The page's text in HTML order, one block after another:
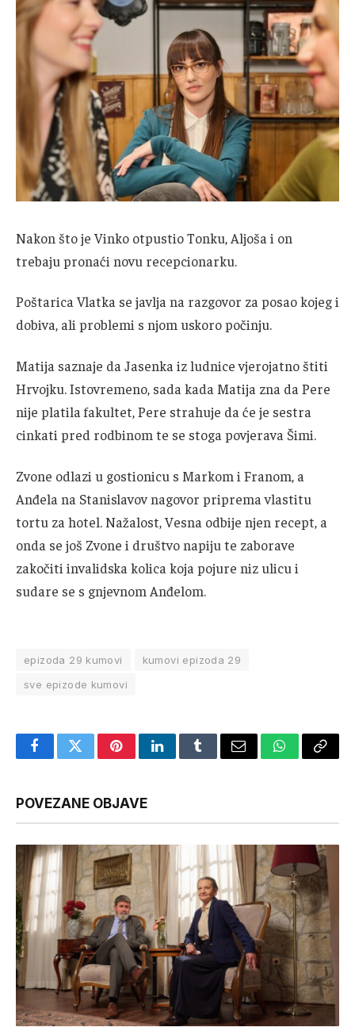
Nakon što je Vinko otpustio Tonku, Aljoša i on
trebaju pronaći novu recepcionarku.
Poštarica Vlatka se javlja na razgovor za posao kojeg i
dobiva, ali problemi s njom uskoro počinju.
Matija saznaje da Jasenka iz ludnice vjerojatno štiti
Hrvojku. Istovremeno, sada kada Matija zna da Pere
nije platila fakultet, Pere strahuje da će je sestra
cinkati pred rodbinom te se stoga povjerava Šimi.
Zvone odlazi u gostionicu s Markom i Franom, a
Anđela na Stanislavov nagovor priprema vlastitu
tortu za hotel. Nažalost, Vesna odbije njen recept, a
onda se još Zvone i društvo napiju te zaborave
zakočiti invalidska kolica koja pojure niz ulicu i
sudare se s gnjevnom Anđelom.
epizoda 29 kumovi
kumovi epizoda 29
sve epizode kumovi
FacebookTwitterPinterestLinkedInTumblrEmail WhatsApp
Copy
POVEZANE OBJAVE